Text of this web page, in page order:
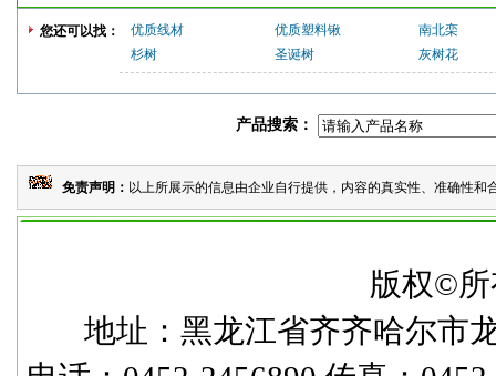
您还可以找： 优质线材 优质塑料锹
南北栾
杉树
圣诞树 灰树花
产品搜索：
免责声明： 以上所展示的信息由企业自行提供，内容的真实性、准确性
版权©
地址：黑龙江省齐齐哈尔市